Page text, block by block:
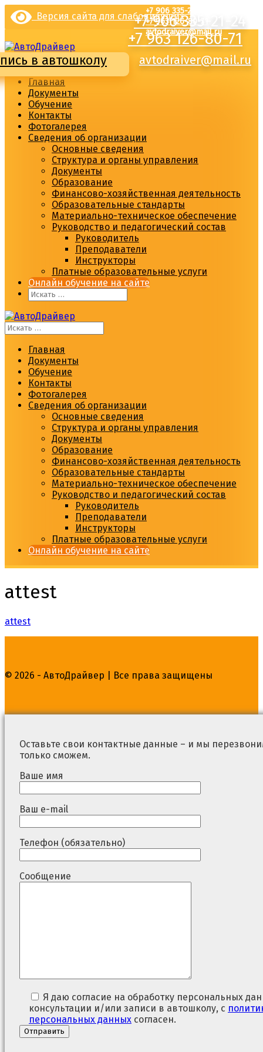
Перейти
содержимому
Версия сайта для слабовидящих+7 906 335-21-24
+7 963 126-80-71
avtodraiver@mail.ru
в автошколу
Главная
Документы
Обучение
Контакты
Фотогалерея
Сведения об организации
Основные сведения
Структура и органы управления
Документы
Образование
Финансово-хозяйственная деятельность
Образовательные стандарты
Материально-техническое обеспечение
Руководство и педагогический состав
Руководитель
Преподаватели
Инструкторы
Платные образовательные услуги
Онлайн обучение на сайте
+7 906 335-21-24
+7 963 126-80-71
avtodraiver@mail.ru
Главная
Документы
Обучение
Контакты
Фотогалерея
Сведения об организации
Основные сведения
Структура и органы управления
Документы
Образование
Финансово-хозяйственная деятельность
Образовательные стандарты
Материально-техническое обеспечение
Руководство и педагогический состав
Руководитель
Преподаватели
Инструкторы
Платные образовательные услуги
Онлайн обучение на сайте
attest
attest
© 2026 - АвтоДрайвер | Все права защищены
Оставьте свои контактные данные – и мы
только сможем.
Ваше имя
Ваш e-mail
Телефон (обязательно)
Сообщение
Я даю согласие на обработку персональных
консультации и/или записи в автошколу, с
персональных данных согласен.